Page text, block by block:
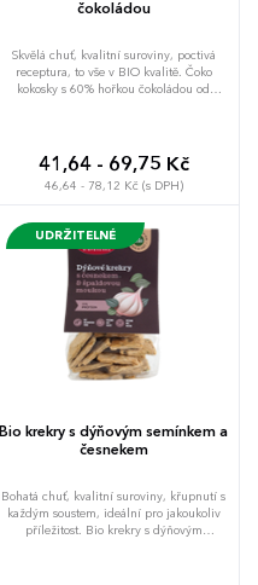
čokoládou
Skvělá chuť, kvalitní suroviny, poctivá
receptura, to vše v BIO kvalitě. Čoko
kokosky s 60% hořkou čokoládou od
jsou vyrobeny bez palmového tuku, bez
bílého cukru, bez vajec a bez kypřících
látek. Od 100 ks navíc s množností vlastní
chcete dávat, ale i dostávat.
41,64 - 69,75 Kč
46,64 - 78,12 Kč (s DPH)
UDRŽITELNÉ
Bio krekry s dýňovým semínkem a
česnekem
Bohatá chuť, kvalitní suroviny, křupnutí s
každým soustem, ideální pro jakoukoliv
příležitost. Bio krekry s dýňovým